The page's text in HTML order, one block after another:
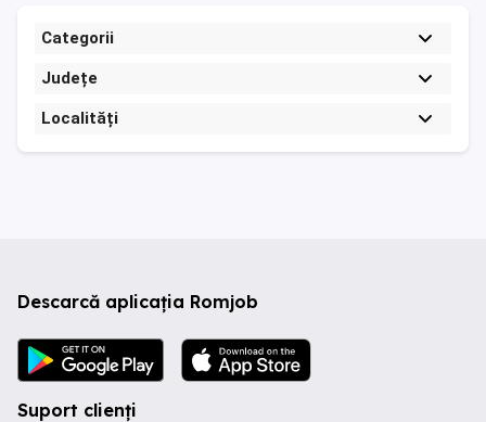
Categorii
Județe
Localități
Descarcă aplicația Romjob
Suport clienți